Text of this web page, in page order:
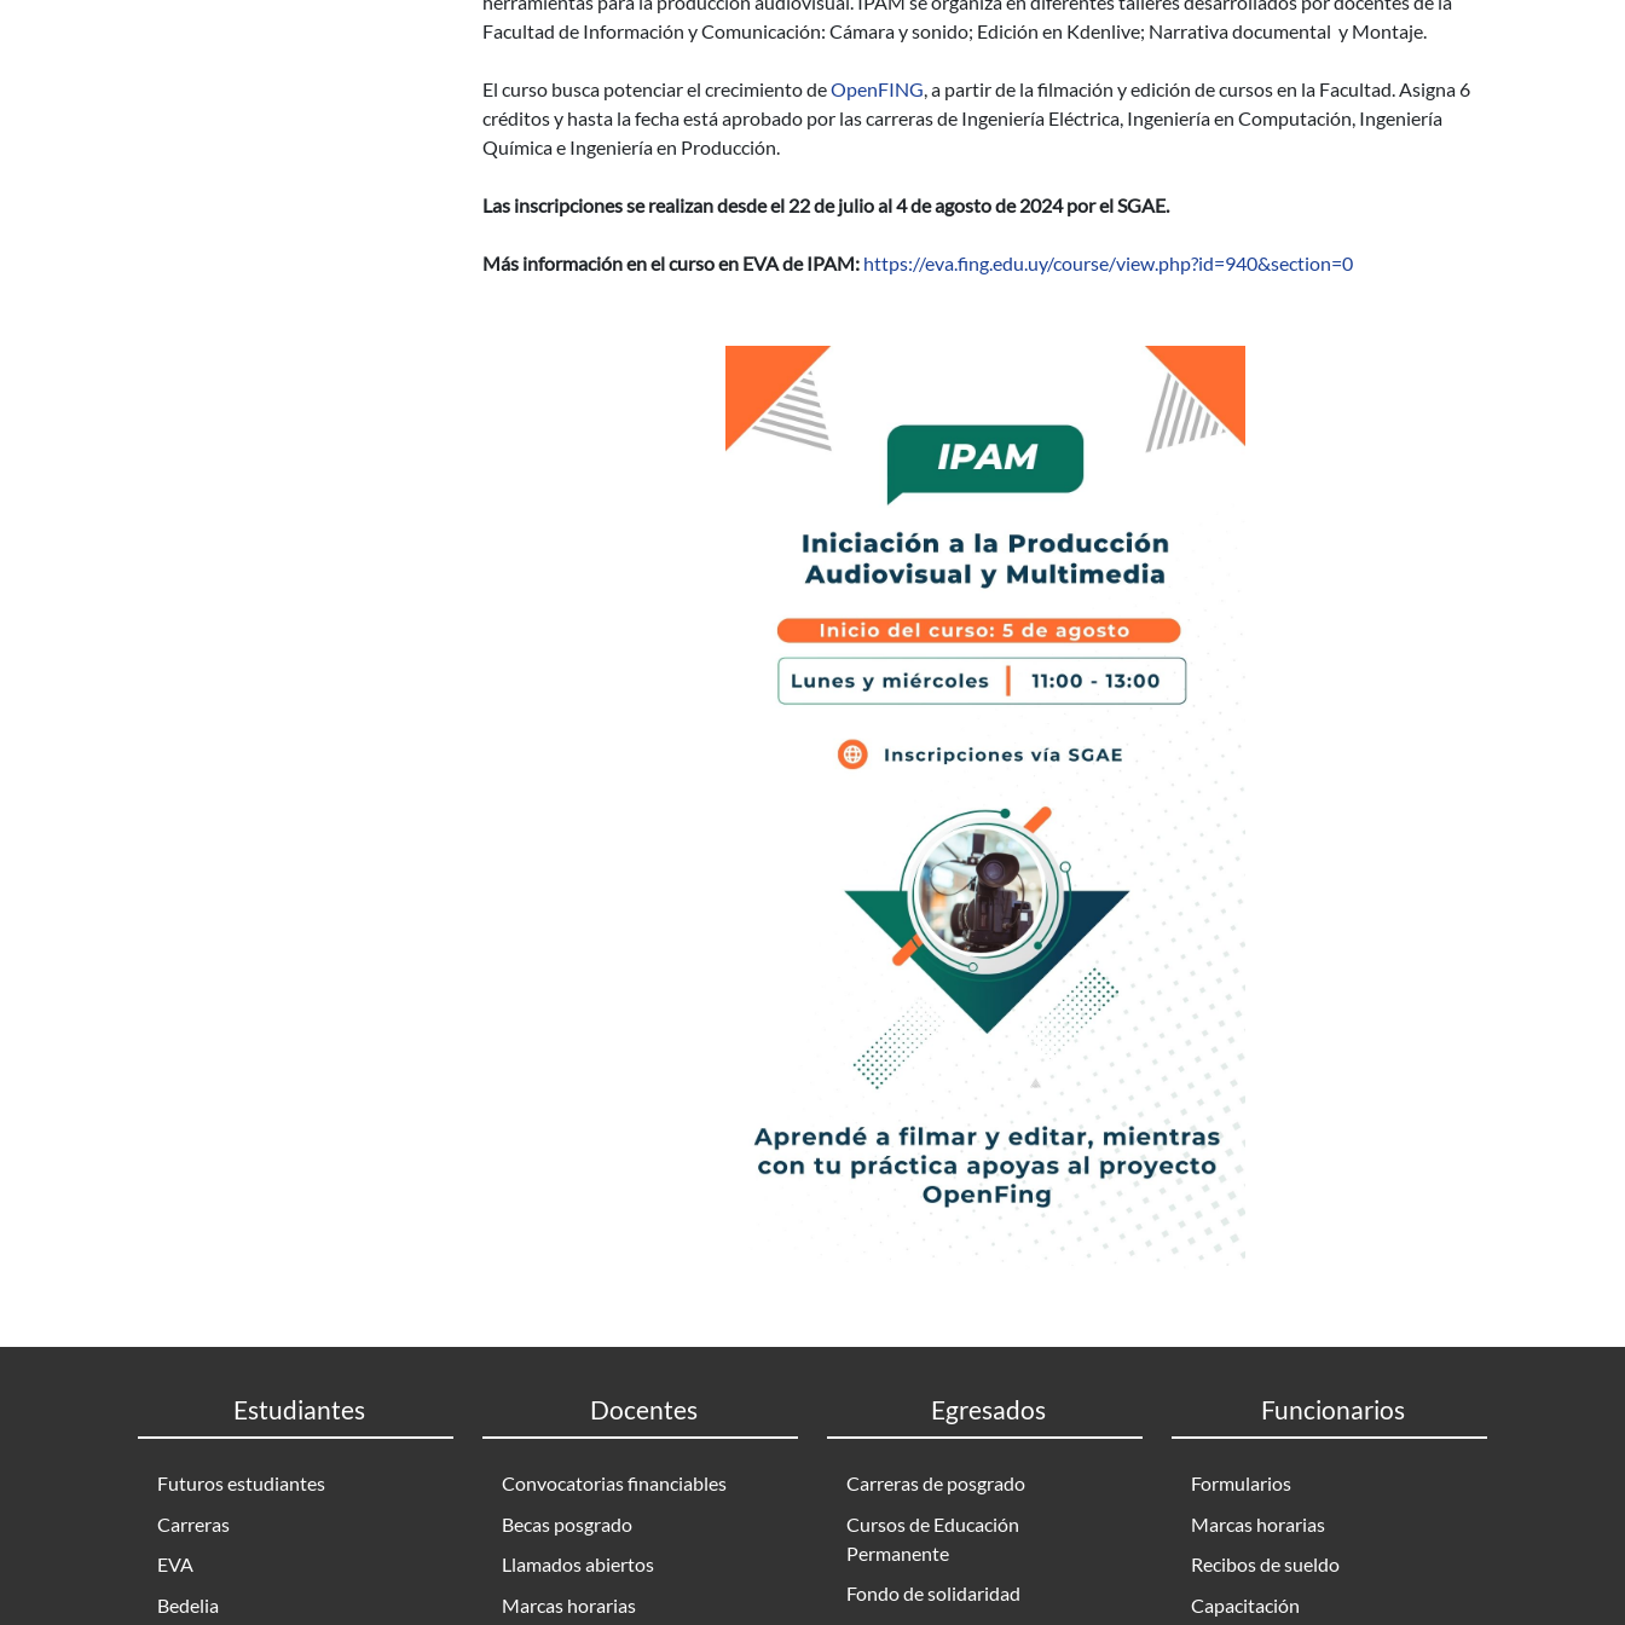
Facultad de Información y Comunicación: Cámara y sonido; Edición en Kdenlive; Narrativa documental y Montaje.
El curso busca potenciar el crecimiento deOpenFING, a partir de la filmación y edición de cursos en la Facultad. Asigna 6
créditos y hasta la fecha está aprobado por las carreras de Ingeniería Eléctrica, Ingeniería en Computación, Ingeniería
Química e Ingeniería en Producción.
Las inscripciones se realizan desde el 22 de julio al 4 de agosto de 2024 por el SGAE.
Más información en el curso en EVA de IPAM: https://eva.fing.edu.uy/course/view.php?id=940&section=0
Estudiantes
Futuros estudiantes
Carreras
EVA
Bedelia
Docentes
Convocatorias financiables
Becas posgrado
Llamados abiertos
Marcas horarias
Egresados
Carreras de posgrado
Cursos de Educación
Permanente
Fondo de solidaridad
Funcionarios
Formularios
Marcas horarias
Recibos de sueldo
Capacitación